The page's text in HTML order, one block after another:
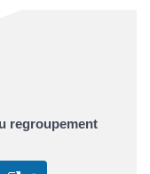
regroupement